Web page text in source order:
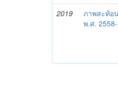
2019
ภาพสะท้อ
พ.ศ.